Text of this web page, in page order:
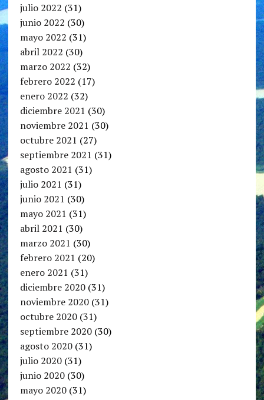
julio 2022 (31)
junio 2022 (30)
mayo 2022 (31)
abril 2022 (30)
marzo 2022 (32)
febrero 2022 (17)
enero 2022 (32)
diciembre 2021 (30)
noviembre 2021 (30)
octubre 2021 (27)
septiembre 2021 (31)
agosto 2021 (31)
julio 2021 (31)
junio 2021 (30)
mayo 2021 (31)
abril 2021 (30)
marzo 2021 (30)
febrero 2021 (20)
enero 2021 (31)
diciembre 2020(31)
noviembre 2020(31)
octubre 2020(31)
septiembre 2020(30)
agosto 2020(31)
julio 2020(31)
junio 2020(30)
mayo 2020(31)